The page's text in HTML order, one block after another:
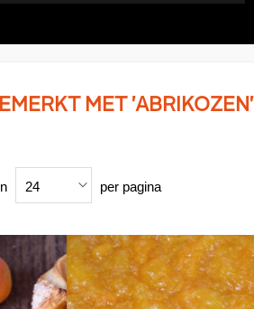
MET 'ABRIKOZEN'
24 per pagina